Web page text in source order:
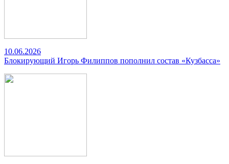
10.06.2026
Блокирующий Игорь Филиппов пополнил состав «Кузбасса»